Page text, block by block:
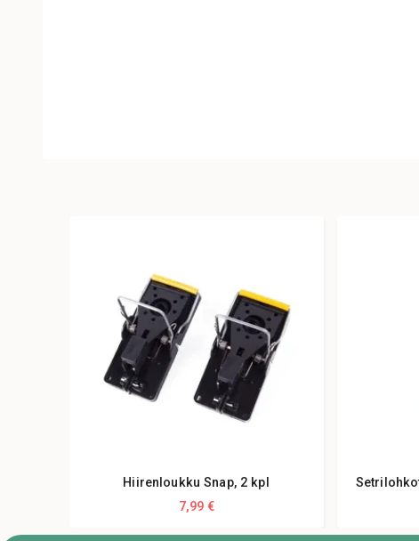
Hiirenloukku Snap, 2 kpl
7,99 €